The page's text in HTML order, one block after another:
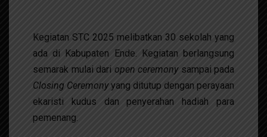
Kegiatan STC 2025 melibatkan 30 sekolah yang
ada di Kabupaten Ende. Kegiatan berlangsung
semarak mulai dari open ceremonysampai pada
Closing Ceremonyyang ditutup dengan perayaan
ekaristi kudus dan penyerahan hadiah para
pemenang.